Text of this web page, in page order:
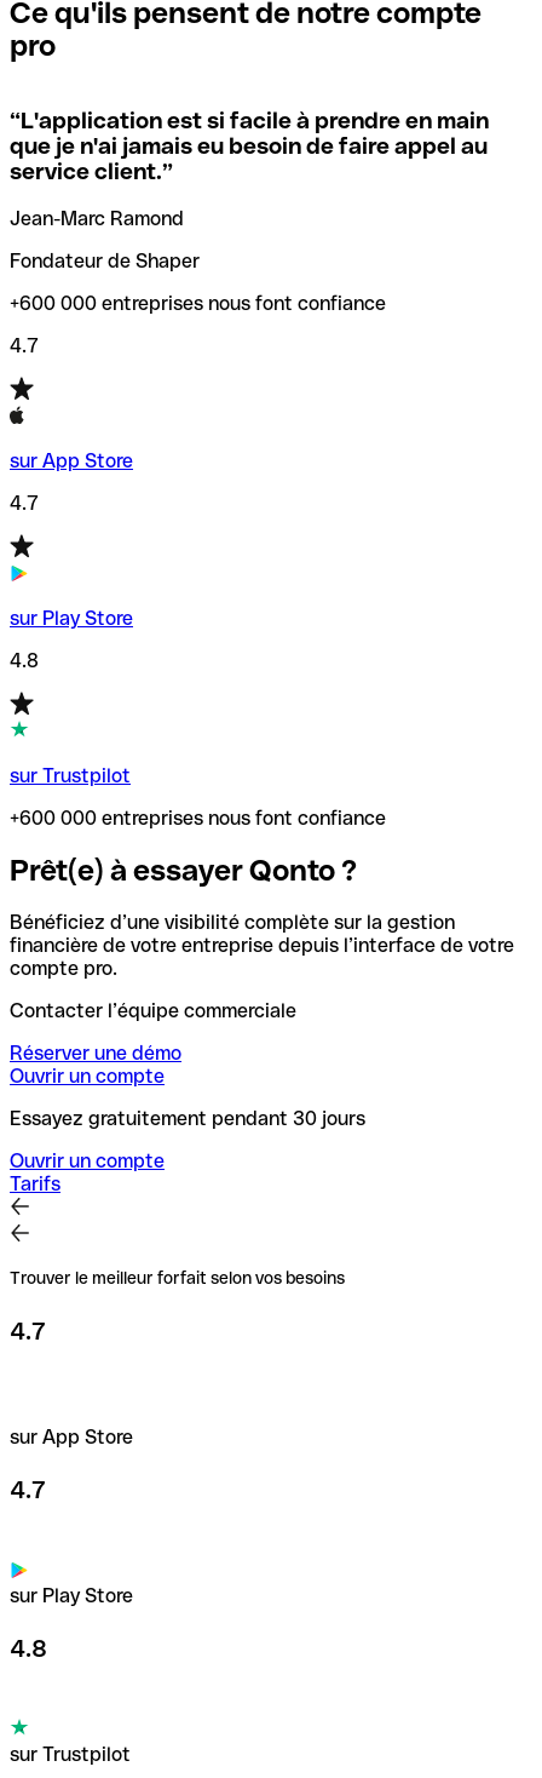
signifie que vous avez le code de l'une des succursales
locales.
Si vous n'êtes pas sûr du code SWIFT que vous devriez
utiliser, nous avons développé un outil de recherche de
codes SWIFT par nom de banque.
vérification/recherche de codes SWIFT. Ainsi, vous pouvez
trouver et vérifier vos codes SWIFT avant de réaliser vos
transferts d’argent.
Ce qu'ils pensent de notre compte
pro
“L'application est si facile à prendre en main
que je n'ai jamais eu besoin de faire appel au
service client.”
Jean-Marc Ramond
Fondateur de Shaper
+600 000 entreprises nous font confiance
4.7
sur App Store
4.7
sur Play Store
4.8
sur Trustpilot
+600 000 entreprises nous font confiance
Prêt(e) à essayer Qonto ?
Bénéficiez d’une visibilité complète sur la gestion
financière de votre entreprise depuis l’interface de votre
compte pro.
Contacter l’équipe commerciale
Réserver une démo
Ouvrir un compte
Essayez gratuitement pendant 30 jours
Ouvrir un compte
Tarifs
Trouver le meilleur forfait selon vos besoins
4.7
sur App Store
4.7
sur Play Store
4.8
sur Trustpilot